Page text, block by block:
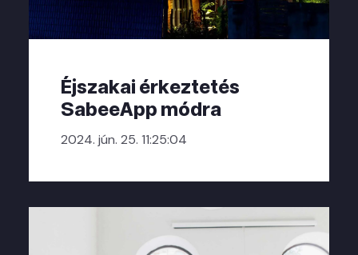
Éjszakai érkeztetés
SabeeApp módra
2024. jún. 25. 11:25:04